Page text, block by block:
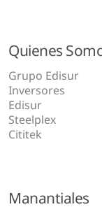
Quienes
Grupo Edisur
Inversores
Edisur
Steelplex
Cititek
Manantiales